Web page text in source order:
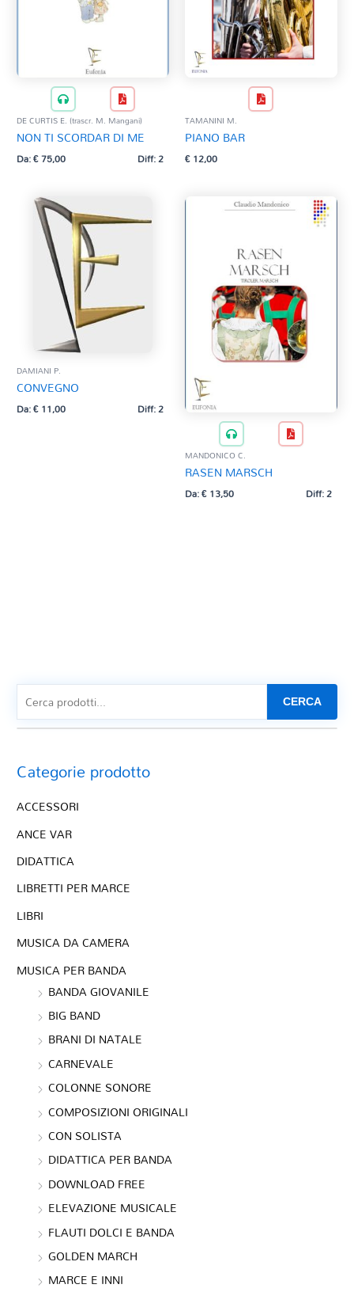
DE CURTIS E. (trascr. M. Mangani)
NON TI SCORDAR DI ME
Da:€75,00 Diff: 2
TAMANINI M.
PIANO BAR
€12,00
DAMIANI P.
CONVEGNO
Da:€11,00 Diff: 2
MANDONICO C.
RASEN MARSCH
Da:€13,50 Diff: 2
CERCA
Categorie prodotto
ACCESSORI
ANCE VAR
DIDATTICA
LIBRETTI PER MARCE
LIBRI
MUSICA DA CAMERA
MUSICA PER BANDA
BANDA GIOVANILE
BIG BAND
BRANI DI NATALE
CARNEVALE
COLONNE SONORE
COMPOSIZIONI ORIGINALI
CON SOLISTA
DIDATTICA PER BANDA
DOWNLOAD FREE
ELEVAZIONE MUSICALE
FLAUTI DOLCI E BANDA
GOLDEN MARCH
MARCE E INNI